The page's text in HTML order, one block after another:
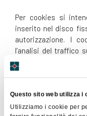
Questo sito web utilizza i
Utilizziamo i cookie per
Per cookies si
inserito nel disco
autorizzazione. I
l’analisi del traffico
specifico viene
di inviare
Non viene fatto
informazioni di